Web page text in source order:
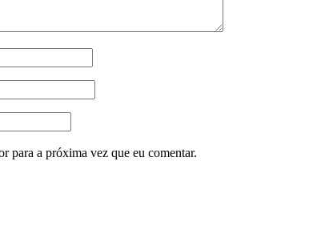
para a próxima vez que eu comentar.